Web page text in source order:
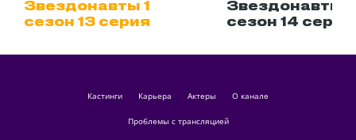
Звездонавты 1
сезон 13 серия
Звездонавты 1
сезон 14 серия
кастинги Карьера актеры О канале
Проблемы с трансляцией